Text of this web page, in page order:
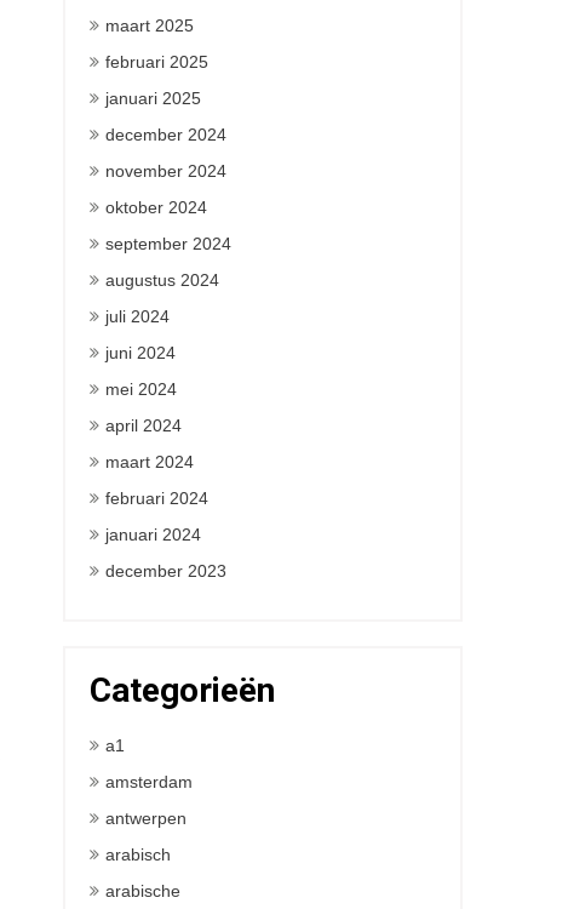
maart 2025
februari 2025
januari 2025
december 2024
november 2024
oktober 2024
september 2024
augustus 2024
juli 2024
juni 2024
mei 2024
april 2024
maart 2024
februari 2024
januari 2024
december 2023
Categorieën
a1
amsterdam
antwerpen
arabisch
arabische